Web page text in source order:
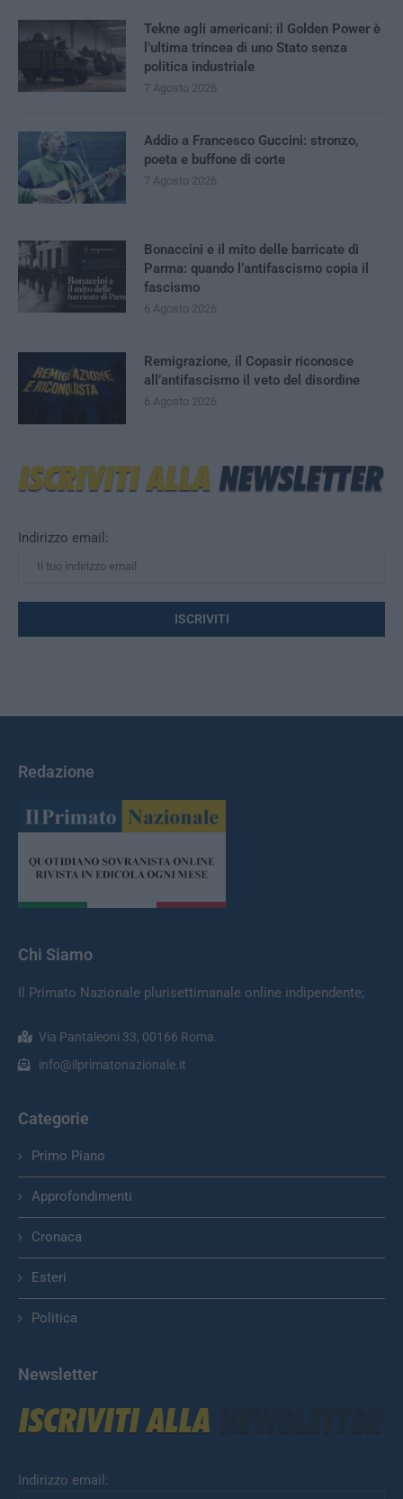
Indirizzo email:
Tekne agli americani: il Golden Power è
l’ultima trincea di uno Stato senza
politica industriale
7 Agosto 2026
Addio a Francesco Guccini: stronzo,
poeta e buffone di corte
7 Agosto 2026
Bonaccini e il mito delle barricate di
Parma: quando l’antifascismo copia il
fascismo
6 Agosto 2026
Remigrazione, il Copasir riconosce
all’antifascismo il veto del disordine
6 Agosto 2026
Redazione
Chi Siamo
Il Primato Nazionale plurisettimanale online indipendente;
Via Pantaleoni 33, 00166 Roma.
info@ilprimatonazionale.it
Categorie
Primo Piano
Approfondimenti
Cronaca
Esteri
Politica
Newsletter
Indirizzo email: